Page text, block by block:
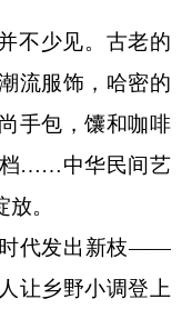
不少见。古老的
流服饰，哈密的
手包，馕和咖啡
……中华民间艺
。
代发出新枝——
让乡野小调登上